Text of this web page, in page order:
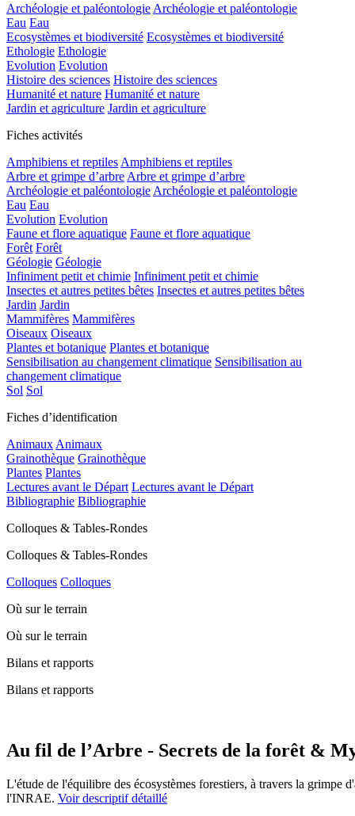
Archéologie et paléontologie Archéologie et paléontologie
Eau Eau
Ecosystèmes et biodiversité Ecosystèmes et biodiversité
Ethologie Ethologie
Evolution Evolution
Histoire des sciences Histoire des sciences
Humanité et nature Humanité et nature
Jardin et agriculture Jardin et agriculture
Fiches activités
Amphibiens et reptiles Amphibiens et reptiles
Arbre et grimpe d’arbre Arbre et grimpe d’arbre
Archéologie et paléontologie Archéologie et paléontologie
Eau Eau
Evolution Evolution
Faune et flore aquatique Faune et flore aquatique
Forêt Forêt
Géologie Géologie
Infiniment petit et chimie Infiniment petit et chimie
Insectes et autres petites bêtes Insectes et autres petites bêtes
Jardin Jardin
Mammifères Mammifères
Oiseaux Oiseaux
Plantes et botanique Plantes et botanique
Sensibilisation au changement climatique Sensibilisation au
changement climatique
Sol Sol
Fiches d’identification
Animaux Animaux
Grainothèque Grainothèque
Plantes Plantes
Lectures avant le Départ Lectures avant le Départ
Bibliographie Bibliographie
Colloques & Tables-Rondes
Colloques & Tables-Rondes
Colloques Colloques
Où sur le terrain
Où sur le terrain
Bilans et rapports
Bilans et rapports
Au fil de l’Arbre - Secrets de la forêt &
L'étude de l'équilibre des écosystèmes forestiers, à travers la grimpe
l'INRAE. Voir descriptif détaillé